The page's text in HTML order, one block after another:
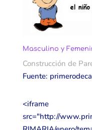
Masculino y
Construcción de
Fuente:
<iframe
src="http://